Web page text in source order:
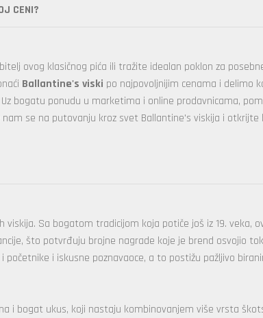
CENI?
ovog klasičnog pića ili tražite idealan poklon za
Ballantine's viski po najpovoljnijim cenama i delimo
bogatu ponudu u marketima i online prodavnicama,
se na putovanju kroz svet Ballantine's viskija i otkrijte
Sa bogatom tradicijom koja potiče još iz 19. veka,
što potvrđuju brojne nagrade koje je brend osvojio
i iskusne poznavaoce, a to postižu pažljivo
i bogat ukus, koji nastaju kombinovanjem više vrsta